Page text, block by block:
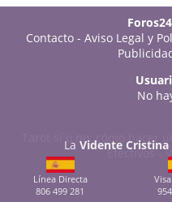
Contacto -Aviso Legal y
No
Tarot sí o no: cómo hacer
Efectivos-
La Vidente Cristina
Línea Directa
806 499 281